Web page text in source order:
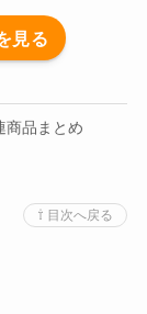
見る
商品まとめ
⇧ 目次へ戻る